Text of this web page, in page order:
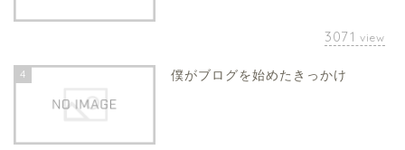
3071 view
4 僕がブログを始めたきっかけ